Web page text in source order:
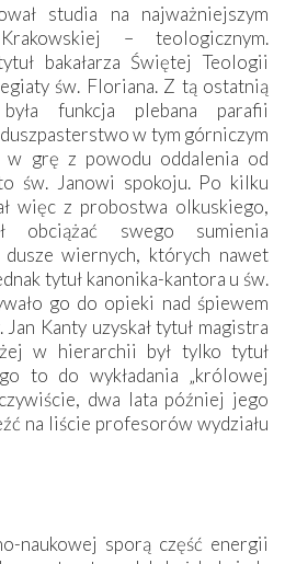
studia na najważniejszym
– teologicznym.
bakałarza Świętej Teologii
św. Floriana. Z tą ostatnią
funkcja plebana parafii
w tym górniczym
w grę z powodu oddalenia od
św. Janowi spokoju. Po kilku
więc z probostwa olkuskiego,
obciążać swego sumienia
wiernych, których nawet
tytuł kanonika-kantora u św.
go do opieki nad śpiewem
Kanty uzyskał tytuł magistra
w hierarchii był tylko tytuł
to do wykładania „królowej
dwa lata później jego
na liście profesorów wydziału
naukowej sporą część energii